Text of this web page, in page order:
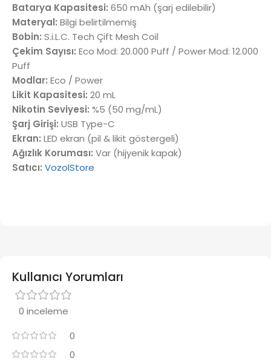
Batarya Kapasitesi: 650 mAh (şarj edilebilir)
Materyal: Bilgi belirtilmemiş
Bobin: S.i.L.C. Tech Çift Mesh Coil
Çekim Sayısı: Eco Mod: 20.000 Puff / Power Mod: 12.000
Puff
Modlar: Eco / Power
Likit Kapasitesi: 20 mL
Nikotin Seviyesi: %5 (50 mg/mL)
Şarj Girişi: USB Type-C
Ekran: LED ekran (pil & likit göstergeli)
Ağızlık Koruması: Var (hijyenik kapak)
Satıcı: VozolStore
Kullanıcı Yorumları
0 inceleme
0
0